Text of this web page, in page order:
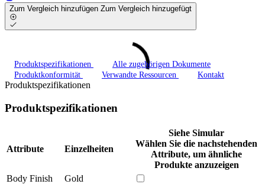
Zum Vergleich hinzufügen Zum Vergleich hinzugefügt
Produktspezifikationen
Alle zugehörigen Dokumente
Produktkonformität
Verwandte Ressourcen Kontakt
Produktspezifikationen
Produktspezifikationen
Attribute Einzelheiten
Siehe Simular
Wählen Sie die nachstehenden
Attribute, um ähnliche
Produkte anzuzeigen
Body Finish
Gold